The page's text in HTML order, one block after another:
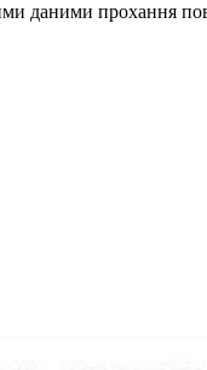
даними прохання